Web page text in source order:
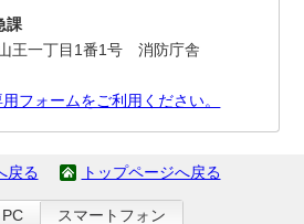
課
王一丁目1番1号 消防庁舎
フォームをご利用ください。
戻る トップページへ戻る
PC スマートフォン